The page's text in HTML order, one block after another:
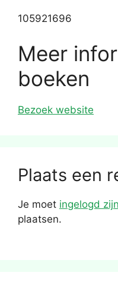
105921696
Meer
boeken
Bezoek website
Plaats een
Je moet ingelogd
plaatsen.